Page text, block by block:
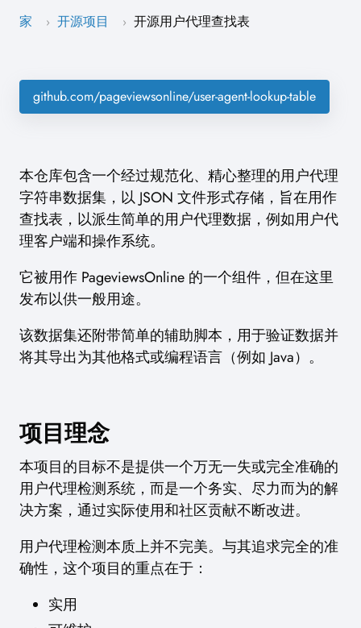
家 › 开源项目 › 开源用户代理查找表
github.com/pageviewsonline/user-agent-lookup-table
本仓库包含一个经过规范化、精心整理的用户代理
字符串数据集，以 JSON 文件形式存储，旨在用作
查找表，以派生简单的用户代理数据，例如用户代
理客户端和操作系统。
它被用作 PageviewsOnline 的一个组件，但在这里
发布以供一般用途。
该数据集还附带简单的辅助脚本，用于验证数据并
将其导出为其他格式或编程语言（例如 Java）。
项目理念
本项目的目标不是提供一个万无一失或完全准确的
用户代理检测系统，而是一个务实、尽力而为的解
决方案，通过实际使用和社区贡献不断改进。
用户代理检测本质上并不完美。与其追求完全的准
确性，这个项目的重点在于：
实用